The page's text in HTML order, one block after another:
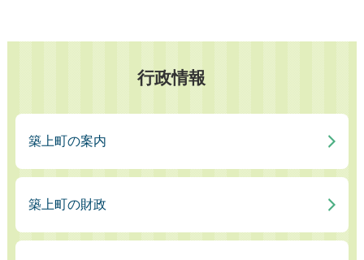
行政情報
築上町の案内
築上町の財政